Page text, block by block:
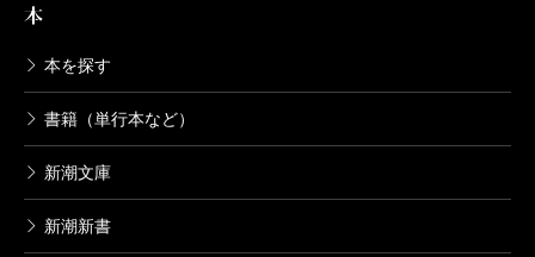
本
本を探す
書籍（単行本など）
新潮文庫
新潮新書